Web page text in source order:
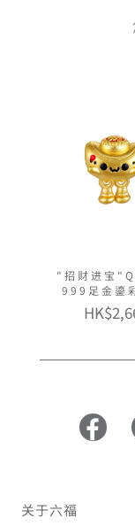
"招财进宝"Q
999足金鎏
关于六福